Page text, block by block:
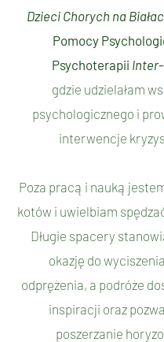
Dzieci Chorych na
Pomocy
Psychoterapii
gdzie udzielałam
psychologicznego i
interwencje
Poza pracą i nauką
kotów i uwielbiam
Długie spacery
okazję do
odprężenia, a podróże
inspiracji oraz
poszerzanie